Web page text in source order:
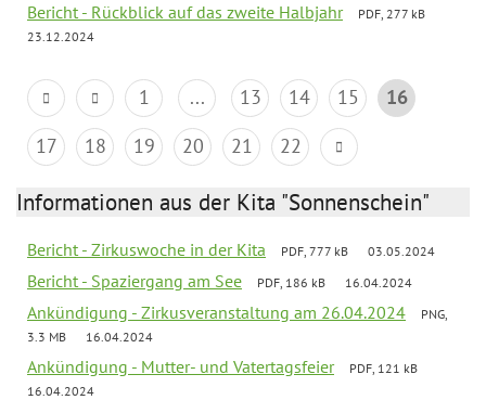
Bericht - Rückblick auf das zweite Halbjahr
PDF, 277 kB
23.12.2024
1 ... 13 14 15
16
17
18 19 20 21 22
Informationen aus der Kita "Sonnenschein"
Bericht - Zirkuswoche in der Kita PDF, 777 kB 03.05.2024
Bericht - Spaziergang am See PDF, 186 kB 16.04.2024
Ankündigung - Zirkusveranstaltung am 26.04.2024
PNG,
3.3 MB
16.04.2024
Ankündigung - Mutter- und Vatertagsfeier
PDF, 121 kB
16.04.2024